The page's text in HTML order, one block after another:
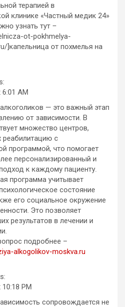
терапией в
клинике «Частный медик 24»
узнать тут –
ot-pokhmelya-
]капельница от похмелья на
6:01 AM
— это важный этап
от зависимости. В
множество центров,
с
программой, что помогает
персонализированный и
к каждому пациенту.
программа учитывает
состояние
его социальное окружение
Это позволяет
результатов в лечении и
подробнее –
alkogolikov-moskva.ru
PM
сопровождается не